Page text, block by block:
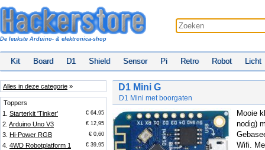
De leukste Arduino- & elektronica-shop
Kit Board D1 Shield Sensor Pi Retro Robot Licht
Alles in deze categorie »
Toppers
1. Starterkit 'Tinker' € 64,95
2. Arduino Uno V3 € 12,95
3. Hi-Power RGB € 0,60
4. 4WD Robotplatform 1 € 39,95
D1 Mini G
D1 Mini met boorgaten
Mooie
nodig)
Wifi.